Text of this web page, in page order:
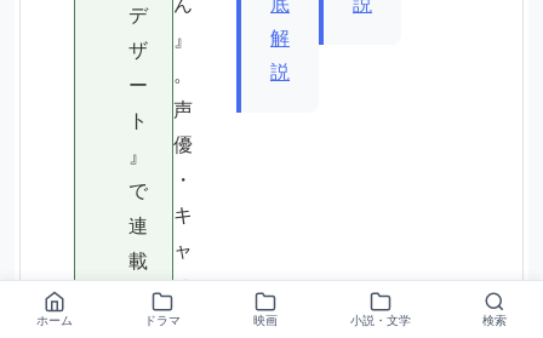
デ
ザ
ー
ト
』
で
連
載
』
。
声
優
・
キ
ャ
ス
ト
解
説
ホーム ドラマ 映画 小説・文学 検索